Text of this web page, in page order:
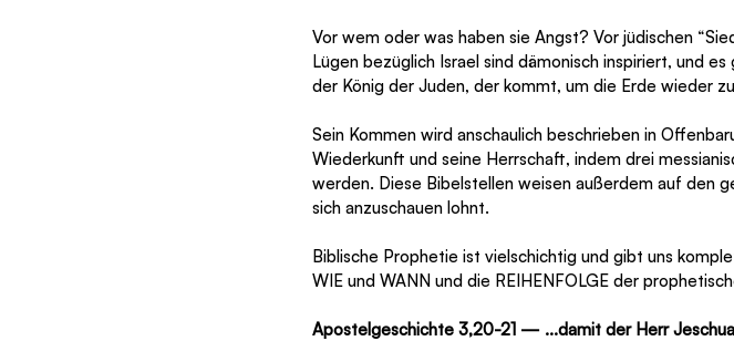
Vor wem oder was haben sie Angst? Vor jüdischen
Lügen bezüglich Israel sind dämonisch inspiriert, und
der König der Juden, der kommt, um die Erde wieder
Sein Kommen wird anschaulich beschrieben in
Wiederkunft und seine Herrschaft, indem drei
werden. Diese Bibelstellen weisen außerdem auf den
sich anzuschauen lohnt.
Biblische Prophetie ist vielschichtig und gibt uns
WIE und WANN und die REIHENFOLGE der
Apostelgeschichte 3,20-21 — ...damit der Herr